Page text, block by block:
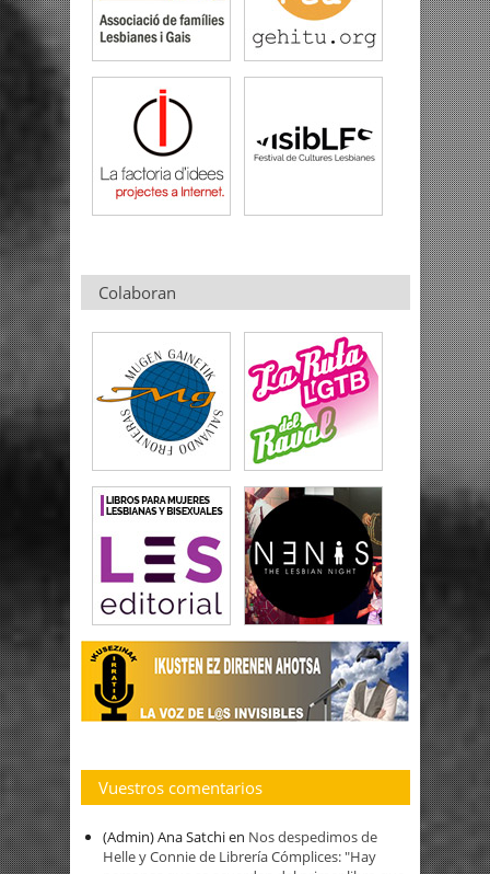
Colaboran
Vuestros comentarios
(Admin) Ana Satchien Nos despedimos de
Helle y Connie de Librería Cómplices: "Hay